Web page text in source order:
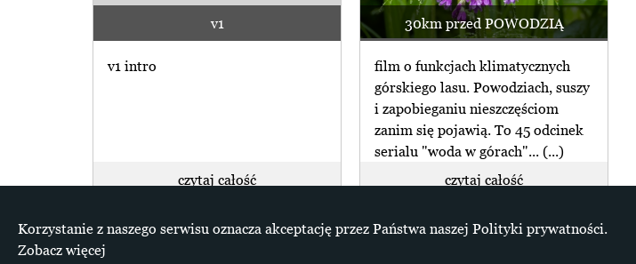
v1
v1 intro
czytaj całość
30km przed POWODZIĄ
film o funkcjach klimatycznych
górskiego lasu. Powodziach, suszy
i zapobieganiu nieszczęściom
zanim się pojawią. To 45 odcinek
serialu "woda w górach"... (...)
czytaj całość
+ więcej z info
Korzystanie z naszego serwisu oznacza akceptację przez Państwa naszej Polityki prywatności.
Zobacz więcej